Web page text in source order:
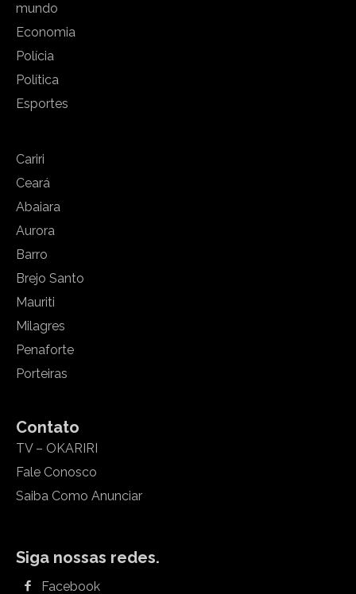
mundo
Economia
Polícia
Política
Esportes
Cariri
Ceará
Abaiara
Aurora
Barro
Brejo Santo
Mauriti
Milagres
Penaforte
Porteiras
Contato
TV – OKARIRI
Fale Conosco
Saiba Como Anunciar
Siga nossas redes.
Facebook